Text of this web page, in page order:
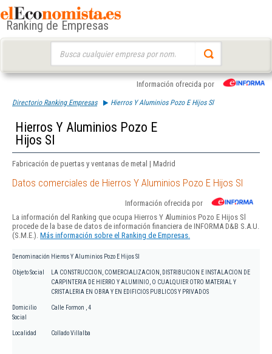
Ranking de Empresas
Información ofrecida por
Directorio Ranking Empresas Hierros Y Aluminios Pozo E Hijos Sl
Hierros Y Aluminios Pozo E
Hijos Sl
Fabricación de puertas y ventanas de metal | Madrid
Datos comerciales de Hierros Y Aluminios Pozo E Hijos Sl
Información ofrecida por
La información del Ranking que ocupa Hierros Y Aluminios Pozo E Hijos Sl
procede de la base de datos de información financiera de INFORMA D&B S.A.U.
(S.M.E.). Más información sobre el Ranking de Empresas.
Denominación Hierros Y Aluminios Pozo E Hijos Sl
Objeto Social
LA CONSTRUCCION, COMERCIALIZACION, DISTRIBUCION E INSTALACION DE
CARPINTERIA DE HIERRO Y ALUMINIO, O CUALQUIER OTRO MATERIAL Y
CRISTALERIA EN OBRA Y EN EDIFICIOS PUBLICOS Y PRIVADOS
Domicilio
Social
Calle Formon , 4
Localidad Collado Villalba